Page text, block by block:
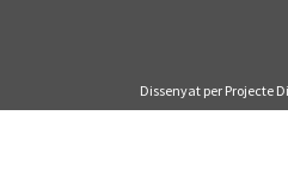
Dissenyat per Projecte